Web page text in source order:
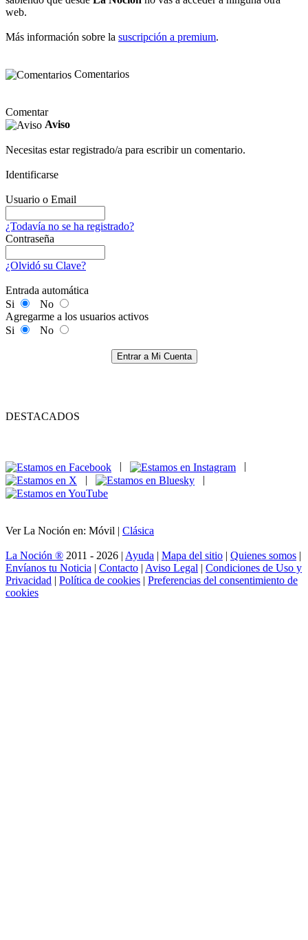
web.
Más información sobre la suscripción a premium.
Comentarios
Comentar
Aviso
Necesitas estar registrado/a para escribir un comentario.
Identificarse
Usuario o Email
¿Todavía no se ha registrado?
Contraseña
¿Olvidó su Clave?
Entrada automática
Si
No
Agregarme a los usuarios activos
Si
No
Entrar a Mi Cuenta
DESTACADOS
|
|
Ver La Noción en: Móvil | Clásica
La Noción ® 2011 - 2026 | Ayuda | Mapa del sitio | Quienes somos |
Envíanos tu Noticia | Contacto | Aviso Legal | Condiciones de Uso y
Privacidad | Política de cookies | Preferencias del consentimiento de
cookies